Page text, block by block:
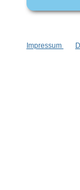
Impressum